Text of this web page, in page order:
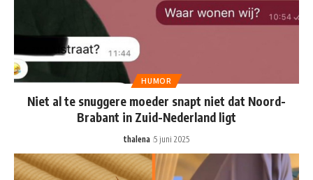
HUMOR
Niet al te snuggere moeder snapt niet dat Noord-
Brabant in Zuid-Nederland ligt
thalena 5 juni 2025